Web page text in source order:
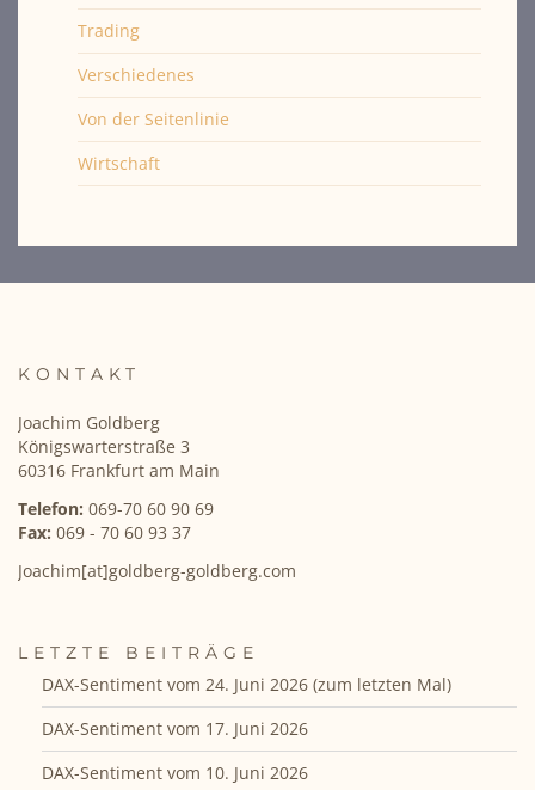
Trading
Verschiedenes
Von der Seitenlinie
Wirtschaft
KONTAKT
Joachim Goldberg
Königswarterstraße 3
60316 Frankfurt am Main
Telefon: 069-70 60 90 69
Fax: 069 - 70 60 93 37
Joachim[at]goldberg-goldberg.com
LETZTE BEITRÄGE
DAX-Sentiment vom 24. Juni 2026 (zum letzten Mal)
DAX-Sentiment vom 17. Juni 2026
DAX-Sentiment vom 10. Juni 2026